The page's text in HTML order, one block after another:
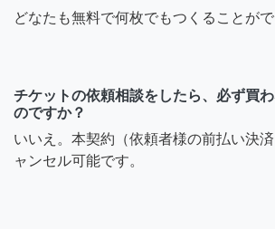
どなたも無料で何枚でもつくることがで
チケットの依頼相談をしたら、必ず買
のですか？
いいえ。本契約（依頼者様の前払い決
ャンセル可能です。